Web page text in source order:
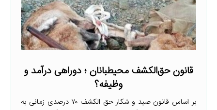
قانون حق‌الکشف محیطبانان ؛ دوراهی درآمد و
وظیفه؟
بر اساس قانون صید و شکار حق الکشف ۷۰ درصدی زمانی به